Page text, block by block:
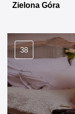
Zielona Góra
38